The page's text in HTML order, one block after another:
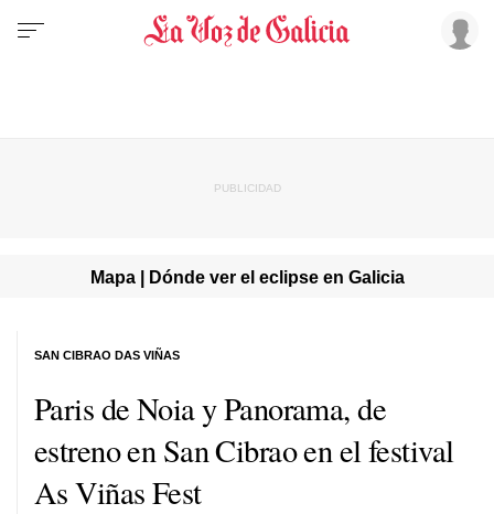
Mapa | Dónde ver el eclipse en Galicia
Paris de Noia y Panorama, de
estreno en San Cibrao en el festival
As Viñas Fest
SAN CIBRAO DAS VIÑAS